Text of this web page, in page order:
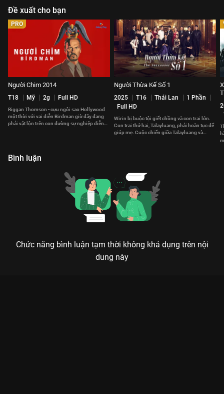
Đề xuất cho bạn
PRO
Người Chim 2014
T18 Mỹ 2g Full HD
Riggan Thomson - cựu ngôi sao Hollywood
một thời với vai diễn Birdman giờ đây đang
phải vật lộn trên con đường sự nghiệp diễn
Người Thừa Kế Số 1
2025 T16 Thái Lan
1 Phần
Full HD
Wirin bị buộc tội giết chồng và con trai lớn.
Con trai thứ hai, Talayluang, phải hoàn tục để
giúp mẹ. Cuộc chiến giữa Talayluang và
Bình luận
Chức năng bình luận tạm thời không khả dụng trên nội
dung này